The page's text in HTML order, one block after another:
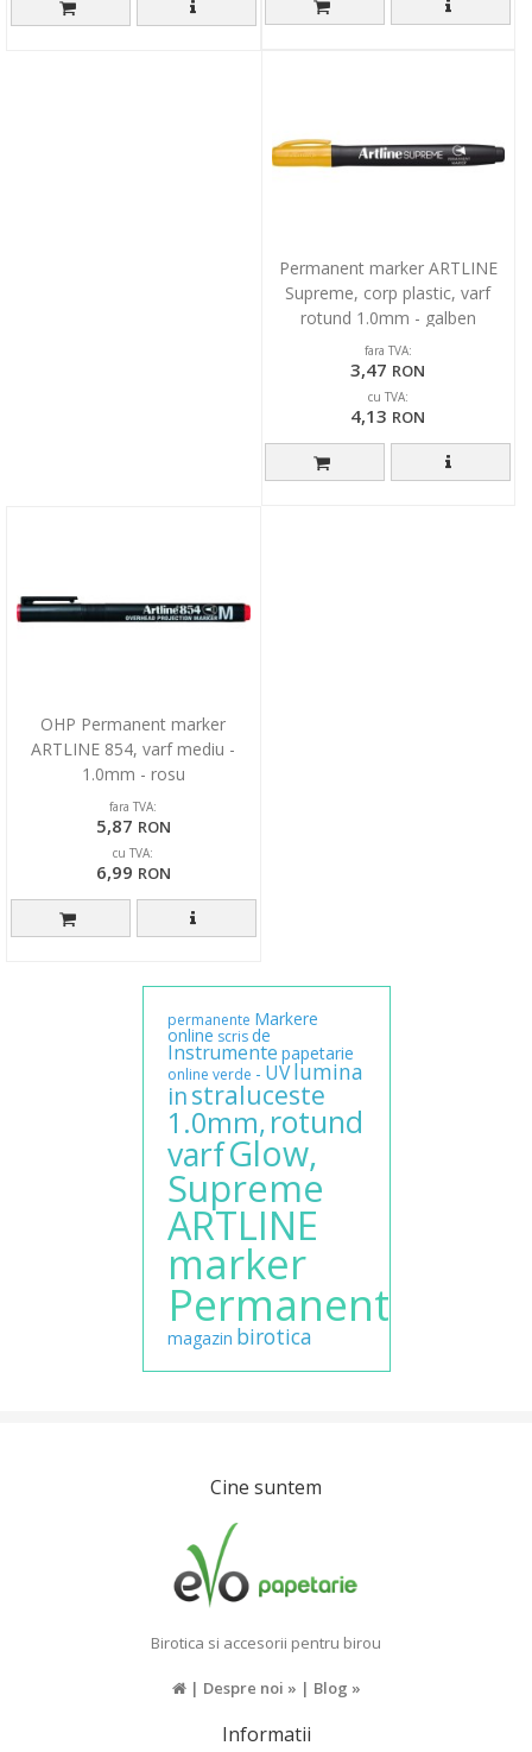
Permanent marker ARTLINE
Supreme, corp plastic, varf
rotund 1.0mm - galben
fara TVA:
3,47 RON
cu TVA:
4,13 RON
OHP Permanent marker
ARTLINE 854, varf mediu -
1.0mm - rosu
fara TVA:
5,87 RON
cu TVA:
6,99 RON
permanente Markere
online scris de
Instrumente papetarie
online verde - UV lumina
instraluceste
1.0mm,rotund
varfGlow,
Supreme
ARTLINE
marker
Permanent
magazin birotica
Cine suntem
Birotica si accesorii pentru birou
| Despre noi » | Blog »
Informatii